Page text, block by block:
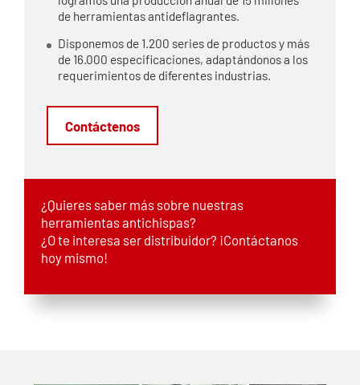
de herramientas antideflagrantes.
Disponemos de 1.200 series de productos y más
de 16.000 especificaciones, adaptándonos a los
requerimientos de diferentes industrias.
Contáctenos
¿Quieres saber más sobre nuestras
herramientas antichispas?
¿O te interesa ser distribuidor? ¡Contáctanos
hoy mismo!